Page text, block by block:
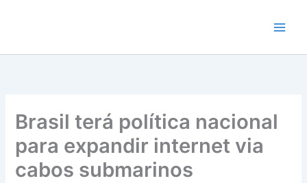
conteúdo
Brasil terá política nacional
para expandir internet via
cabos submarinos